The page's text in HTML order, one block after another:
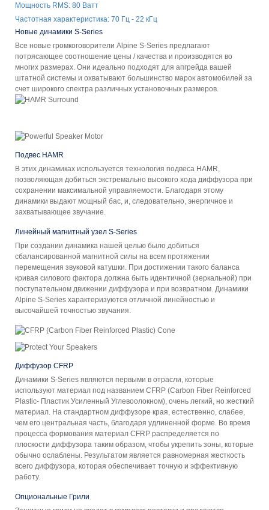
Мощность RMS: 80 Ватт
Частотная характеристика: 70 Гц - 22 кГц
Новые динамики S-Series
Все новые громкоговорители Alpine S-Series предлагают
потрясающее соотношение цены / качества и производятся во
многих размерах. Они идеально подходят для апгрейда вашей
штатной системы и охватывают большинство марок автомобилей за
счет широкого спектра различных установочных размеров.
Подвес HAMR
В этих динамиках используется технология подвеса HAMR,
позволяющая добиться экстремально высокого хода диффузора при
сохранении максимальной управляемости. Благодаря этому
динамики выдают мощный бас, и, следовательно, энергичное и
захватывающее звучание.
Линейный магнитный узел S-Series
При создании динамика нашей целью было добиться
сбалансированной магнитной силы на всем протяжении
перемещения звуковой катушки. При достижении такого баланса
кривая силового фактора должна быть идентичной (зеркальной) при
поступательном движении диффузора и при возвратном. Динамики
Alpine S-Series характеризуются отличной линейностью и
высочайшей точностью звучания.
Диффузор CFRP
Динамики S-Series являются первыми в отрасли, которые
используют материал под названием CFRP (Carbon Fiber Reinforced
Plastic- Пластик Усиленный Углевоолокном), очень легкий, но жесткий
материал. На стандартном диффузоре края, естественно, слабее,
чем его центральная часть, благодаря удлиненной форме. Во время
процесса формования материал CFRP распределяется по
плоскости диффузора таким образом, чтобы укрепить зоны, которые
обычно ослаблены. Результатом является равномерная жесткость
всего диффузора, которая обеспечивает точную и эффективную
работу.
Опциональные Грили